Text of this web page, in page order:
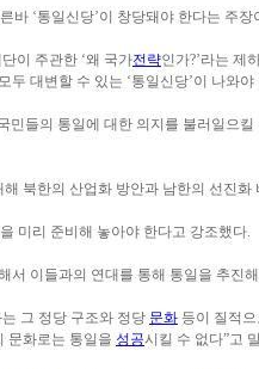
바 ‘통일신당’이 창당돼야 한다는 주장
이 주관한 ‘왜 국가전략인가?’라는 제
대변할 수 있는 ‘통일신당’이 나와야
들의 통일에 대한 의지를 불러일으
북한의 산업화 방안과 남한의 선진
미리 준비해 놓아야 한다고 강조했다.
서 이들과의 연대를 통해 통일을 추진
그 정당 구조와 정당 문화 등이 질적
문화로는 통일을 성공시킬 수 없다”고